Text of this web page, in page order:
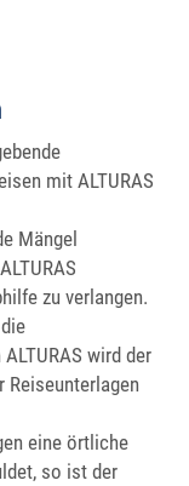
mit ALTURAS
Mängel
zu verlangen.
wird der
Reiseunterlagen
eine örtliche
so ist der